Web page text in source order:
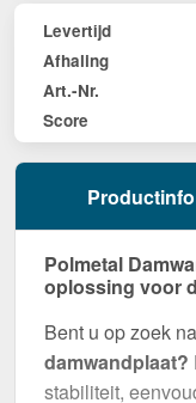
Levertijd
Afhaling
Art.-Nr.
Score
Productinfo
Polmetal
oplossing voor
Bent u op zoek
damwandplaat?
stabiliteit,